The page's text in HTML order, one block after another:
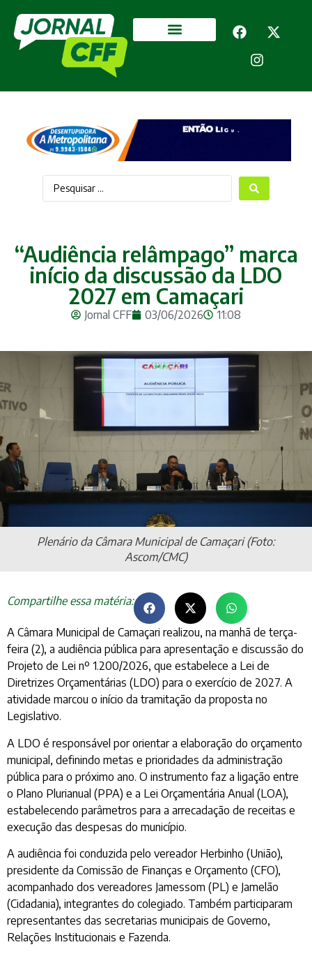
“Audiência relâmpago” marca
início da discussão da LDO
2027 em Camaçari
Jornal CFF 03/06/2026 11:08
Plenário da Câmara Municipal de Camaçari (Foto:
Ascom/CMC)
Compartilhe essa matéria:
A Câmara Municipal de Camaçari realizou, na manhã de terça-
feira (2), a audiência pública para apresentação e discussão do
Projeto de Lei nº 1.200/2026, que estabelece a Lei de
Diretrizes Orçamentárias (LDO) para o exercício de 2027. A
atividade marcou o início da tramitação da proposta no
Legislativo.
A LDO é responsável por orientar a elaboração do orçamento
municipal, definindo metas e prioridades da administração
pública para o próximo ano. O instrumento faz a ligação entre
o Plano Plurianual (PPA) e a Lei Orçamentária Anual (LOA),
estabelecendo parâmetros para a arrecadação de receitas e
execução das despesas do município.
A audiência foi conduzida pelo vereador Herbinho (União),
presidente da Comissão de Finanças e Orçamento (CFO),
acompanhado dos vereadores Jamessom (PL) e Jamelão
(Cidadania), integrantes do colegiado. Também participaram
representantes das secretarias municipais de Governo,
Relações Institucionais e Fazenda.